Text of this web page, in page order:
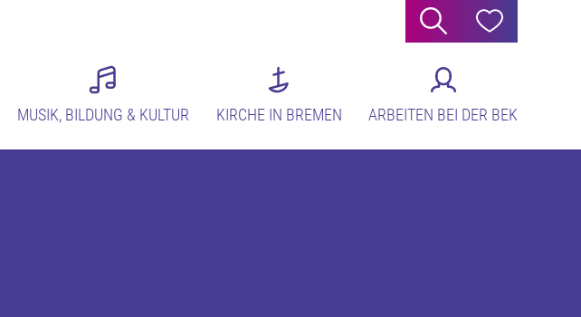
Suche Hilfe
MUSIK, BILDUNG & KULTUR KIRCHE IN BREMEN ARBEITEN BEI DER BEK